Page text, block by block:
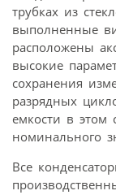
трубках из
выполненные
расположены
высокие
сохранения
разрядных
емкости в этом
номинального
Все